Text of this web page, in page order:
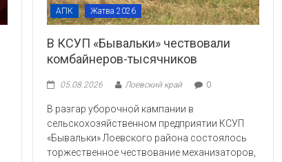
АПК Жатва 2026
В КСУП «Бывальки» чествовали
комбайнеров-тысячников
05.08.2026 Лоевский край 0
В разгар уборочной кампании в
сельскохозяйственном предприятии КСУП
«Бывальки» Лоевского района состоялось
торжественное чествование механизаторов,